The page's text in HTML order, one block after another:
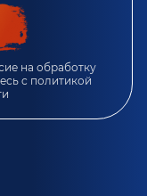
на обработку
c политикой